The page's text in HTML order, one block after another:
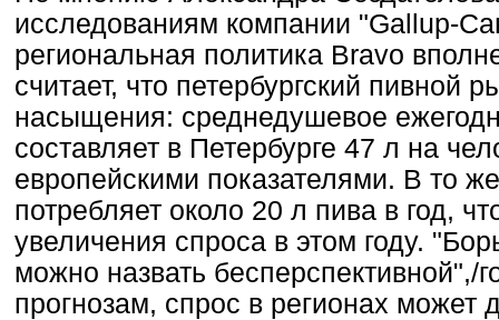
исследованиям компании "Gallup-
региональная политика Bravo
считает, что петербургский пивной
насыщения: среднедушевое
составляет в Петербурге 47 л на
европейскими показателями. В то
потребляет около 20 л пива в год,
увеличения спроса в этом году.
можно назвать бесперспективной",/
прогнозам, спрос в регионах может